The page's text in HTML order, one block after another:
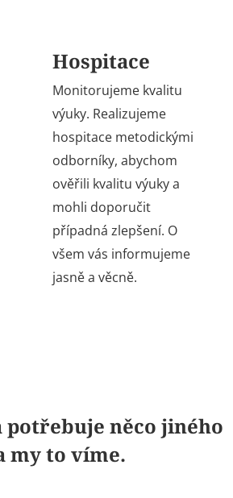
Hospitace
Monitorujeme kvalitu
výuky. Realizujeme
hospitace metodickými
odborníky, abychom
ověřili kvalitu výuky a
mohli doporučit
případná zlepšení. O
všem vás informujeme
jasně a věcně.
potřebuje něco jiného
my to víme.